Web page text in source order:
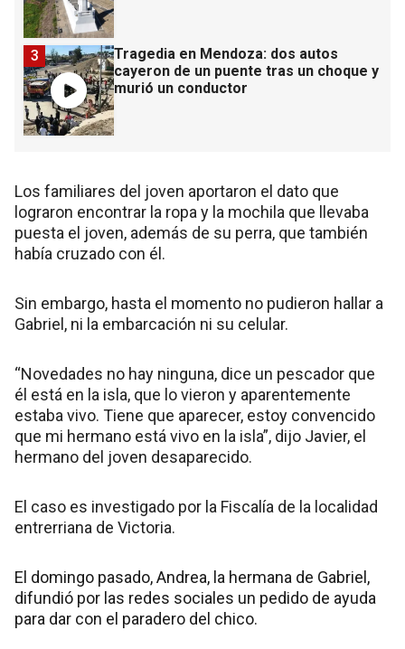
Tragedia en Mendoza: dos autos
cayeron de un puente tras un choque y
murió un conductor
3
Los familiares del joven aportaron el dato que
lograron encontrar la ropa y la mochila que llevaba
puesta el joven, además de su perra, que también
había cruzado con él.
Sin embargo, hasta el momento no pudieron hallar a
Gabriel, ni la embarcación ni su celular.
“Novedades no hay ninguna, dice un pescador que
él está en la isla, que lo vieron y aparentemente
estaba vivo. Tiene que aparecer, estoy convencido
que mi hermano está vivo en la isla”, dijo Javier, el
hermano del joven desaparecido.
El caso es investigado por la Fiscalía de la localidad
entrerriana de Victoria.
El domingo pasado, Andrea, la hermana de Gabriel,
difundió por las redes sociales un pedido de ayuda
para dar con el paradero del chico.